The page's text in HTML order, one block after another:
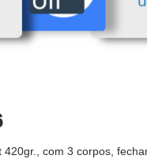
com 3 corpos,